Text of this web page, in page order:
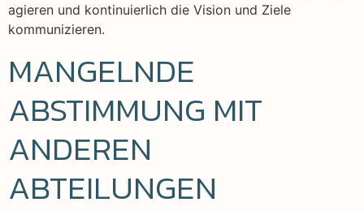
agieren und kontinuierlich die Vision und Ziele
kommunizieren.
MANGELNDE
ABSTIMMUNG MIT
ANDEREN
ABTEILUNGEN